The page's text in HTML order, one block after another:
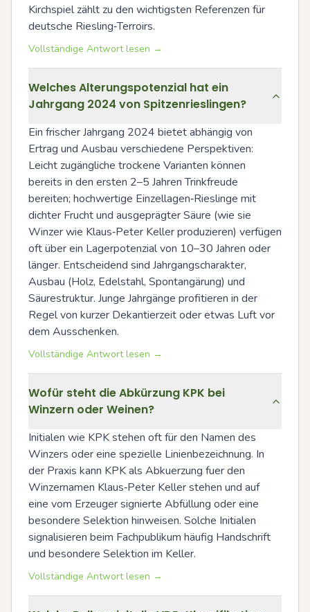
Kirchspiel zählt zu den wichtigsten Referenzen für
deutsche Riesling‑Terroirs.
Vollständige Antwort lesen →
Welches Alterungspotenzial hat ein
Jahrgang 2024 von Spitzenrieslingen?
Ein frischer Jahrgang 2024 bietet abhängig von
Ertrag und Ausbau verschiedene Perspektiven:
Leicht zugängliche trockene Varianten können
bereits in den ersten 2–5 Jahren Trinkfreude
bereiten; hochwertige Einzellagen‑Rieslinge mit
dichter Frucht und ausgeprägter Säure (wie sie
Winzer wie Klaus‑Peter Keller produzieren) verfügen
oft über ein Lagerpotenzial von 10–30 Jahren oder
länger. Entscheidend sind Jahrgangscharakter,
Ausbau (Holz, Edelstahl, Spontangärung) und
Säurestruktur. Junge Jahrgänge profitieren in der
Regel von kurzer Dekantierzeit oder etwas Luft vor
dem Ausschenken.
Vollständige Antwort lesen →
Wofür steht die Abkürzung KPK bei
Winzern oder Weinen?
Initialen wie KPK stehen oft für den Namen des
Winzers oder eine spezielle Linienbezeichnung. In
der Praxis kann KPK als Abkuerzung fuer den
Winzernamen Klaus‑Peter Keller stehen und auf
eine vom Erzeuger signierte Abfüllung oder eine
besondere Selektion hinweisen. Solche Initialen
signalisieren beim Fachpublikum häufig Handschrift
und besondere Selektion im Keller.
Vollständige Antwort lesen →